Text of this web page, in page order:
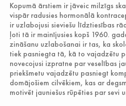
Kopumā ārstiem ir jāveic milzīgs
vispār radusies hormonālā
ir uzlabojusi sieviešu līdztiesības
ļoti tā ir mainījusies kopš 1960.
zināšanu uzlabošanai ir tas, ka
tiek pasniegta tā, kā to vajadzētu
novecojusi izpratne par veselības
priekšmetu vajadzētu pasniegt
domājošiem cilvēkiem, kas ar
motivēt jauniešus rūpēties par sevi